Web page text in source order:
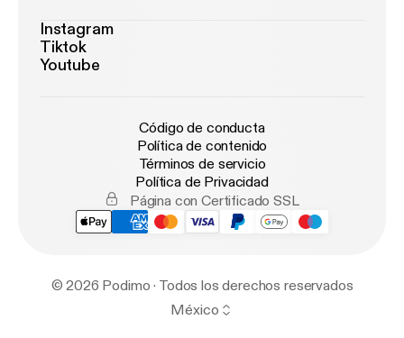
Instagram
Tiktok
Youtube
Código de conducta
Política de contenido
Términos de servicio
Política de Privacidad
Página con Certificado SSL
© 2026 Podimo · Todos los derechos reservados
México